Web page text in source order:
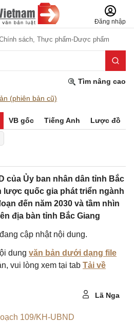
Đăng nhập
sách, Thực phẩm-Dược phẩm
Tìm nâng cao
(phiên bản cũ)
VB gốc Tiếng Anh Lược đồ
của Ủy ban nhân dân tỉnh Bắc
lược quốc gia phát triển ngành
đến năm 2030 và tầm nhìn
địa bàn tỉnh Bắc Giang
cập nhật nội dung.
dung văn bản dưới dạng file
vui lòng xem tại tab Tải về
Lã Nga
109/KH-UBND